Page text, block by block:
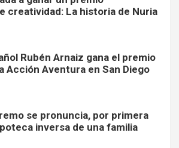
creatividad: La historia de Nuria
Rubén Arnaiz gana el premio
Acción Aventura en San Diego
se pronuncia, por primera
inversa de una familia